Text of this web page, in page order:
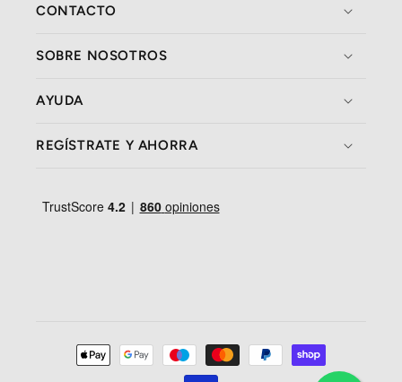
CONTACTO
SOBRE NOSOTROS
AYUDA
REGÍSTRATE Y AHORRA
Formas
de